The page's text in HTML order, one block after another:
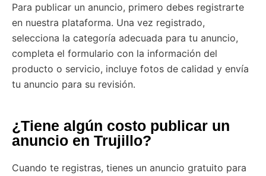
Para publicar un anuncio, primero debes registrarte
en nuestra plataforma. Una vez registrado,
selecciona la categoría adecuada para tu anuncio,
completa el formulario con la información del
producto o servicio, incluye fotos de calidad y envía
tu anuncio para su revisión.
¿Tiene algún costo publicar un
anuncio en Trujillo?
Cuando te registras, tienes un anuncio gratuito para